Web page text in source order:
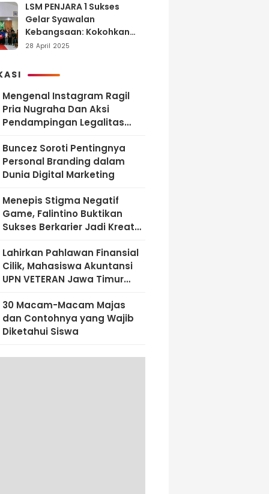
LSM PENJARA 1 Sukses
Gelar Syawalan
Kebangsaan: Kokohkan
Tekad Melawan Korupsi
28 April 2025
Mengenal Instagram Ragil
Pria Nugraha Dan Aksi
Pendampingan Legalitas
‎Buncez Soroti Pentingnya
Personal Branding dalam
Dunia Digital Marketing
Menepis Stigma Negatif
Game, Falintino Buktikan
Sukses Berkarier Jadi Kreator
Lahirkan Pahlawan Finansial
Cilik, Mahasiswa Akuntansi
UPN VETERAN Jawa Timur
Dengan Literasi Keuangan
Sejak Dini
30 Macam-Macam Majas
dan Contohnya yang Wajib
Diketahui Siswa